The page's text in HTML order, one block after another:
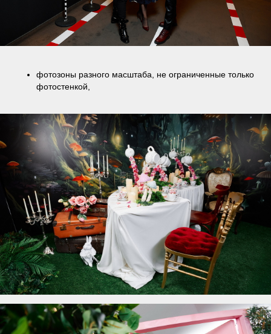
фотозоны разного масштаба, не ограниченные только
фотостенкой,